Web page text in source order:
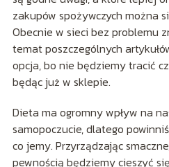
zakupów spożywczych można
Obecnie w sieci bez problemu
temat poszczególnych
opcja, bo nie będziemy tracić
będąc już w sklepie.
Dieta ma ogromny wpływ na
samopoczucie, dlatego
co jemy. Przyrządzając
pewnością będziemy cieszyć